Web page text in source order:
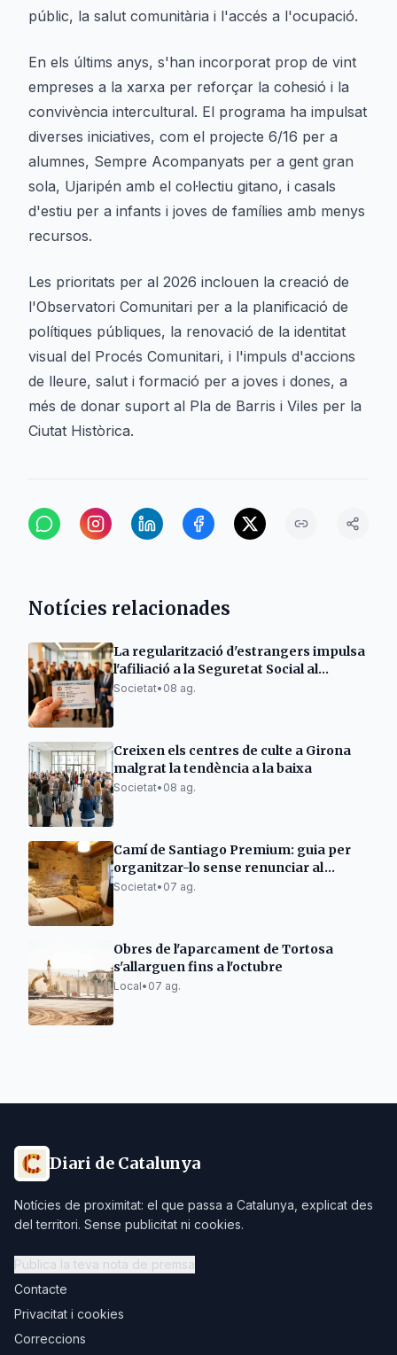
públic, la salut comunitària i l'accés a l'ocupació.
En els últims anys, s'han incorporat prop de vint
empreses a la xarxa per reforçar la cohesió i la
convivència intercultural. El programa ha impulsat
diverses iniciatives, com el projecte 6/16 per a
alumnes, Sempre Acompanyats per a gent gran
sola, Ujaripén amb el col·lectiu gitano, i casals
d'estiu per a infants i joves de famílies amb menys
recursos.
Les prioritats per al 2026 inclouen la creació de
l'Observatori Comunitari per a la planificació de
polítiques públiques, la renovació de la identitat
visual del Procés Comunitari, i l'impuls d'accions
de lleure, salut i formació per a joves i dones, a
més de donar suport al Pla de Barris i Viles per la
Ciutat Històrica.
Notícies relacionades
La regularització d'estrangers impulsa
l'afiliació a la Seguretat Social al
Berguedà
Societat• 08 ag.
Creixen els centres de culte a Girona
malgrat la tendència a la baixa
Societat• 08 ag.
Camí de Santiago Premium: guia per
organitzar-lo sense renunciar al
descans
Societat• 07 ag.
Obres de l'aparcament de Tortosa
s'allarguen fins a l'octubre
Local• 07 ag.
Diari de Catalunya
Notícies de proximitat: el que passa a Catalunya, explicat des
del territori. Sense publicitat ni cookies.
Publica la teva nota de premsa
Contacte
Privacitat i cookies
Correccions